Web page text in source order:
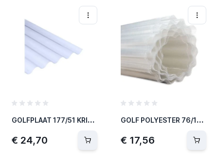
G
OLFPLAAT 177/51 KRISTAL 1.22MX1.10M SA
€ 24,70
G
OLF POLYESTER 76/18 AFSNIJDING 1.00M
€ 17,56